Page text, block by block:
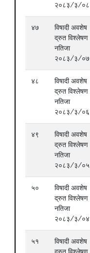
२०८३/३/०८
४७
विषादी अवशेष
द्रुत विश्लेषण
नतिजा
२०८३/३/०७
४८
विषादी अवशेष
द्रुत विश्लेषण
नतिजा
२०८३/३/०६
४९
विषादी अवशेष
द्रुत विश्लेषण
नतिजा
२०८३/३/०५
५०
विषादी अवशेष
द्रुत विश्लेषण
नतिजा
२०८३/३/०४
५१
विषादी अवशेष